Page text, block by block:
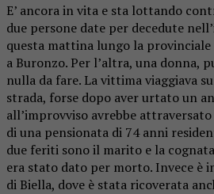
E’ ancora in vita e sta lottando
due persone date per decedute
questa mattina lungo la provinciale
a Buronzo. Per l’altra, una donna,
nulla da fare. La vittima viaggiava
strada, forse dopo aver urtato un
all’improvviso avrebbe
di una pensionata di 74 anni
due feriti sono il marito e la
era stato dato per morto. Invece è
di Biella, dove è stata ricoverata